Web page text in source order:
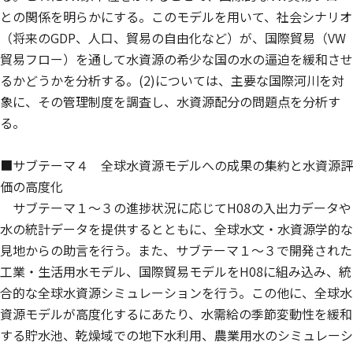
との関係を明らかにする。このモデルを用いて、社会シナリオ
（将来のGDP、人口、貿易の自由化など）が、国際貿易（VW
貿易フロー）を通して水資源の希少な国の水の逼迫を緩和させ
るかどうかを分析する。(2)については、主要な国際河川を対
象に、その管理制度を調査し、水資源配分の問題点を分析す
る。
■サブテーマ４ 全球水資源モデルへの成果の集約と水資源評
価の高度化
サブテーマ１〜３の進捗状況に応じてH08の入出力データや
水の統計データを提供するとともに、全球水文・水資源学的な
見地からの助言を行う。また、サブテーマ１〜３で開発された
工業・生活用水モデル、国際貿易モデルをH08に組み込み、統
合的な全球水資源シミュレーションを行う。この他に、全球水
資源モデルが高度化するにあたり、水需給の季節変動性を緩和
する貯水池、乾燥域での地下水利用、農業用水のシミュレーシ